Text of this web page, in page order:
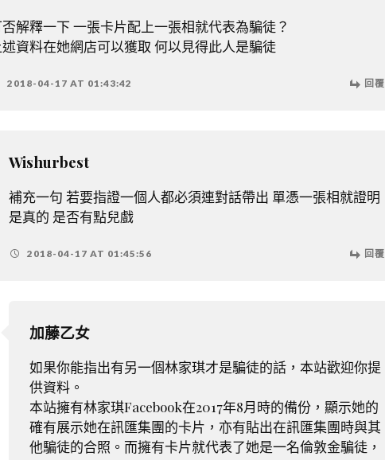
解釋一下 一張卡片配上一張相就代表為騙徒？
述資料在她網店可以獲取 何以見得此人是騙徒
2018-04-17 AT 01:43:42 回覆
Wishurbest
補充一句 若要指證一個人都必須連對話帶出 單憑一張相就證明
是真的 是否有點兒戲
2018-04-17 AT 01:45:56 回覆
加藤乙女
如果你能指出有另一個林家琪才是騙徒的話，本站歡迎你提
供資料。
本站擁有林家琪Facebook在2017年8月時的備份，顯示她的
確有展示她在訊匯集團的卡片，亦有貼出在訊匯集團時與其
他騙徒的合照。而擁有卡片就代表了她是一名倫敦金騙徒，